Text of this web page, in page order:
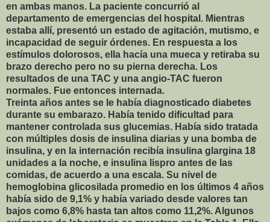
en ambas manos. La paciente concurrió al
departamento de emergencias del hospital. Mientras
estaba allí, presentó un estado de agitación, mutismo, e
incapacidad de seguir órdenes. En respuesta a los
estímulos dolorosos, ella hacía una mueca y retiraba su
brazo derecho pero no su pierna derecha. Los
resultados de una TAC y una angio-TAC fueron
normales. Fue entonces internada.
Treinta años antes se le había diagnosticado diabetes
durante su embarazo. Había tenido dificultad para
mantener controlada sus glucemias. Había sido tratada
con múltiples dosis de insulina diarias y una bomba de
insulina, y en la internación recibía insulina glargina 18
unidades a la noche, e insulina lispro antes de las
comidas, de acuerdo a una escala. Su nivel de
hemoglobina glicosilada promedio en los últimos 4 años
había sido de 9,1% y había variado desde valores tan
bajos como 6,8% hasta tan altos como 11,2%. Algunos